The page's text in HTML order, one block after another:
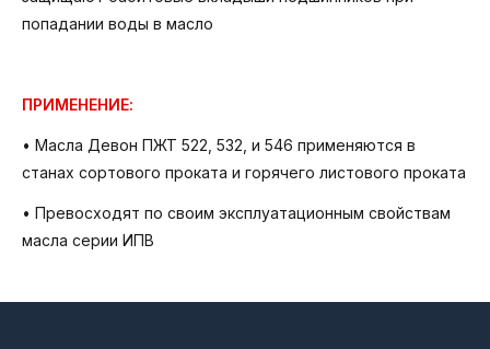
попадании воды в масло
ПРИМЕНЕНИЕ:
• Масла Девон ПЖТ 522, 532, и 546 применяются в
станах сортового проката и горячего листового проката
• Превосходят по своим эксплуатационным свойствам
масла серии ИПВ